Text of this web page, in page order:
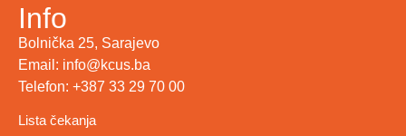
Info
Bolnička 25, Sarajevo
Email: info@kcus.ba
Telefon: +387 33 29 70 00
Lista čekanja